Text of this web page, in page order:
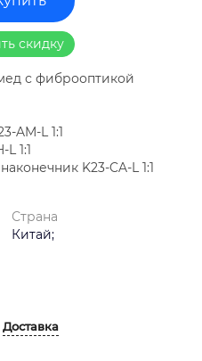
скидку
с фиброоптикой
AM-L 1:1
1:1
K23-CA-L 1:1
Страна
Китай;
Доставка